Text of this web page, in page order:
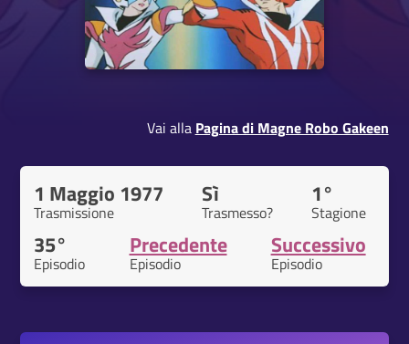
Vai alla Pagina di Magne Robo Gakeen
1 Maggio 1977
Trasmissione
Sì
Trasmesso?
1°
Stagione
35°
Episodio
Precedente
Episodio
Successivo
Episodio